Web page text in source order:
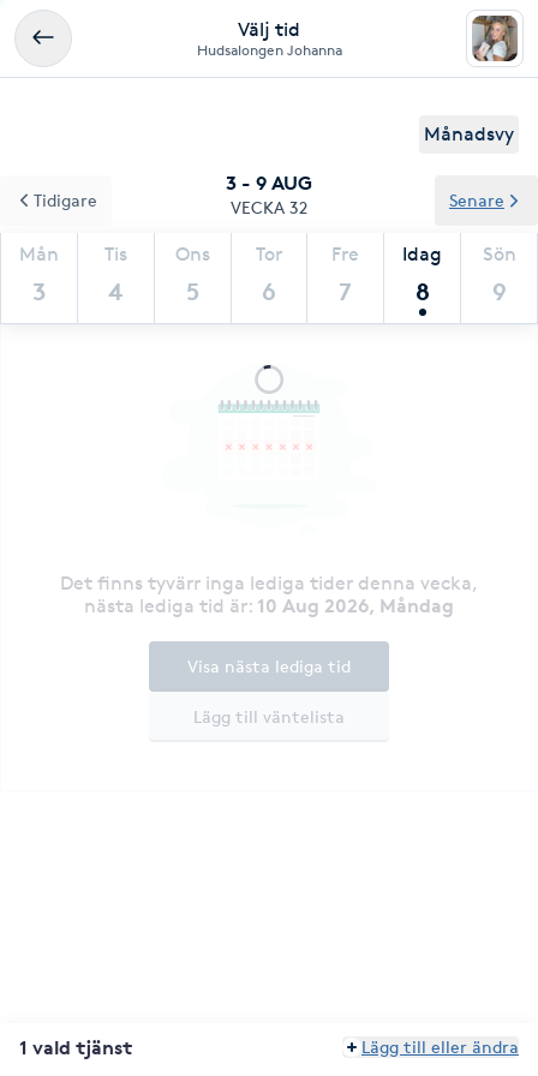
Välj tid
Hudsalongen Johanna
Månadsvy
3 - 9 AUG
VECKA 32
Mån
3
Tis
4
Ons
5
Tor
6
Fre
7
Idag
8
Sön
9
Tidigare Senare
Det finns tyvärr inga lediga tider denna vecka,
nästa lediga tid är: 10 Aug 2026, Måndag
Lägg till väntelista
Visa nästa lediga tid
1 vald tjänst Lägg till eller ändra